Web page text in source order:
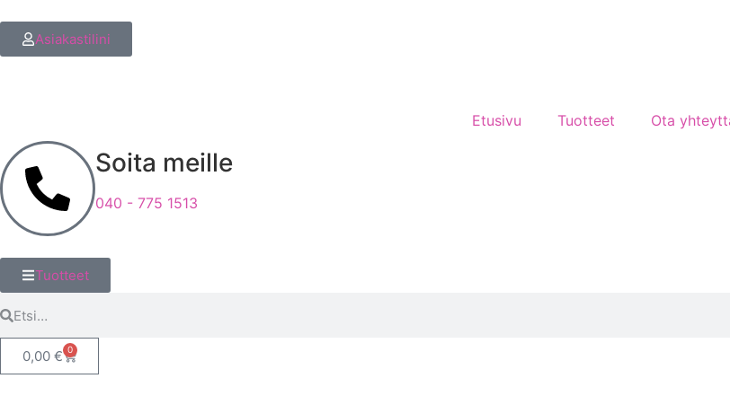
Asiakastilini
Etusivu Tuotteet Ota
Soita meille
040 - 775 1513
Tuotteet
0,00 € 0